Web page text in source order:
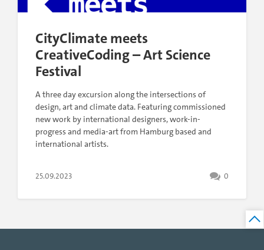
CityClimate meets
CreativeCoding – Art Science
Festival
A three day excursion along the intersections of
design, art and climate data. Featuring commissioned
new work by international designers, work-in-
progress and media-art from Hamburg based and
international artists.
25.09.2023 0